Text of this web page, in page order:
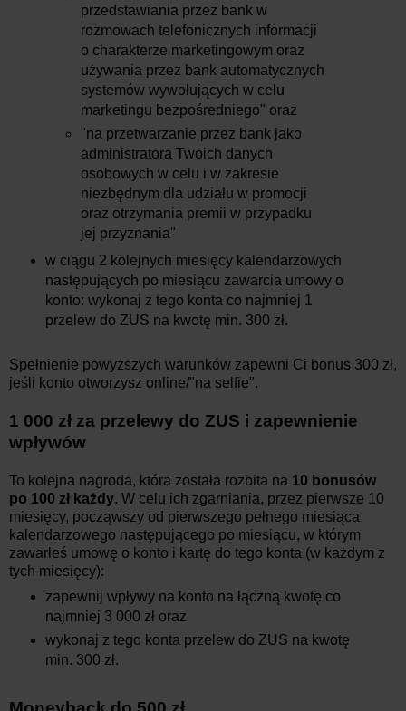
przedstawiania przez bank w
rozmowach telefonicznych informacji
o charakterze marketingowym oraz
używania przez bank automatycznych
systemów wywołujących w celu
marketingu bezpośredniego" oraz
"na przetwarzanie przez bank jako
administratora Twoich danych
osobowych w celu i w zakresie
niezbędnym dla udziału w promocji
oraz otrzymania premii w przypadku
jej przyznania"
w ciągu 2 kolejnych miesięcy kalendarzowych
następujących po miesiącu zawarcia umowy o
konto: wykonaj z tego konta co najmniej 1
przelew do ZUS na kwotę min. 300 zł.
Spełnienie powyższych warunków zapewni Ci bonus 300 zł,
jeśli konto otworzysz online/"na selfie".
1 000 zł za przelewy do ZUS i zapewnienie
wpływów
To kolejna nagroda, która została rozbita na 10 bonusów
po 100 zł każdy. W celu ich zgarniania, przez pierwsze 10
miesięcy, począwszy od pierwszego pełnego miesiąca
kalendarzowego następującego po miesiącu, w którym
zawarłeś umowę o konto i kartę do tego konta (w każdym z
tych miesięcy):
zapewnij wpływy na konto na łączną kwotę co
najmniej 3 000 zł oraz
wykonaj z tego konta przelew do ZUS na kwotę
min. 300 zł.